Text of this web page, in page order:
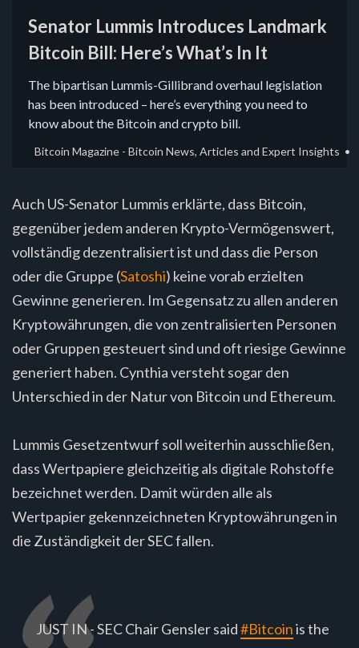
Senator Lummis Introduces Landmark
Bitcoin Bill: Here’s What’s In It
The bipartisan Lummis-Gillibrand overhaul legislation
has been introduced – here’s everything you need to
know about the Bitcoin and crypto bill.
Bitcoin Magazine - Bitcoin News, Articles and Expert Insights
Auch US-Senator Lummis erklärte, dass Bitcoin,
gegenüber jedem anderen Krypto-Vermögenswert,
vollständig dezentralisiert ist und dass die Person
oder die Gruppe (Satoshi) keine vorab erzielten
Gewinne generieren. Im Gegensatz zu allen anderen
Kryptowährungen, die von zentralisierten Personen
oder Gruppen gesteuert sind und oft riesige Gewinne
generiert haben. Cynthia versteht sogar den
Unterschied in der Natur von Bitcoin und Ethereum.
Lummis Gesetzentwurf soll weiterhin ausschließen,
dass Wertpapiere gleichzeitig als digitale Rohstoffe
bezeichnet werden. Damit würden alle als
Wertpapier gekennzeichneten Kryptowährungen in
die Zuständigkeit der SEC fallen.
JUST IN - SEC Chair Gensler said#Bitcoinis the